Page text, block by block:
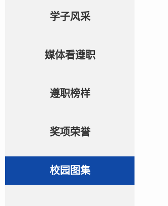
学子风采
媒体看遵职
遵职榜样
奖项荣誉
校园图集